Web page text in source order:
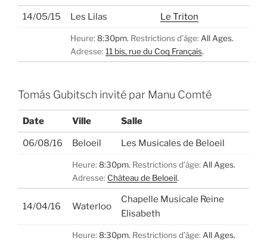
14/05/15 Les Lilas Le Triton
Heure: 8:30pm. Restrictions d’âge: All Ages.
Adresse: 11 bis, rue du Coq Français.
Tomás Gubitsch invité par Manu Comté
Date Ville Salle
06/08/16 Beloeil Les Musicales de Beloeil
Heure: 8:30pm. Restrictions d’âge: All Ages.
Adresse: Château de Beloeil.
14/04/16 Waterloo
Chapelle Musicale Reine
Elisabeth
Heure: 8:30pm. Restrictions d’âge: All Ages.